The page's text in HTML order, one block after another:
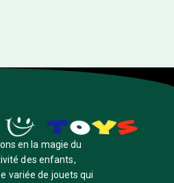
en la magie du
des enfants,
variée de jouets qui